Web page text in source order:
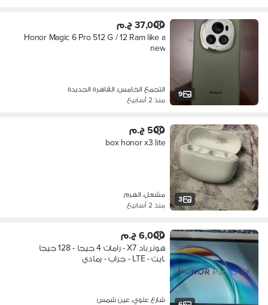
9
37,000 ج.م
Honor Magic 6 Pro 512 G / 12 Ram like a
new
التجمع الخامس، القاهرة الجديدة
منذ 2 أسابيع
3
500 ج.م
box honor x3 lite
مشعل، الهرم
منذ 2 أسابيع
6,000 ج.م
هونر باد X7 - رامات 4 جيجا - 128 جيجا
بايت - LTE - جراب - رمادي
شارع علوي، عين شمس